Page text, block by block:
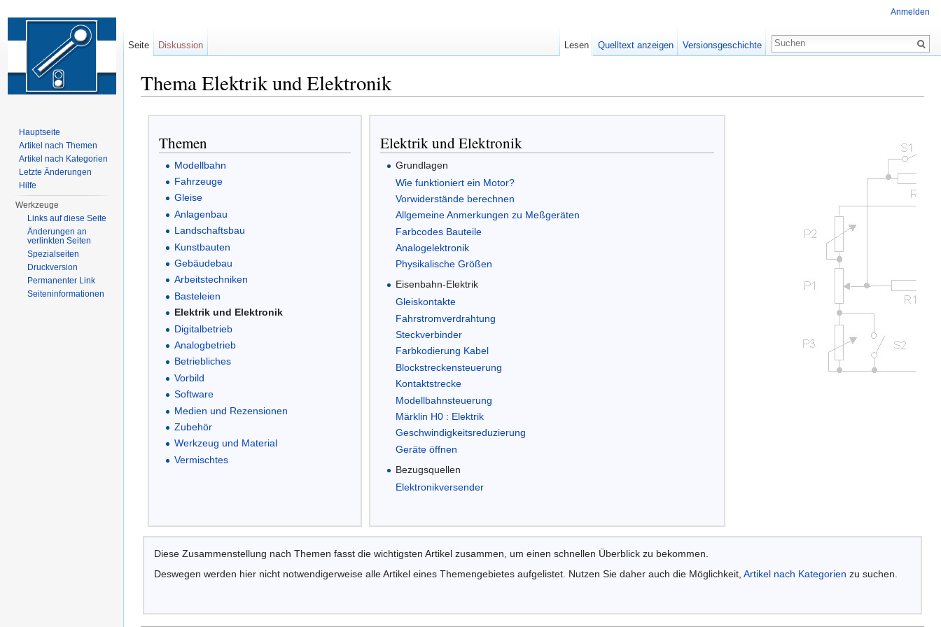
Thema Elektrik und Elektronik
Themen
Modellbahn
Fahrzeuge
Gleise
Anlagenbau
Landschaftsbau
Kunstbauten
Gebäudebau
Arbeitstechniken
Basteleien
Elektrik und Elektronik
Digitalbetrieb
Analogbetrieb
Betriebliches
Vorbild
Software
Medien und Rezensionen
Zubehör
Werkzeug und Material
Vermischtes
Elektrik und Elektronik
Grundlagen
Wie funktioniert ein Motor?
Vorwiderstände berechnen
Allgemeine Anmerkungen zu Meßgeräten
Farbcodes Bauteile
Analogelektronik
Physikalische Größen
Eisenbahn-Elektrik
Gleiskontakte
Fahrstromverdrahtung
Steckverbinder
Farbkodierung Kabel
Blockstreckensteuerung
Kontaktstrecke
Modellbahnsteuerung
Märklin H0 : Elektrik
Geschwindigkeitsreduzierung
Geräte öffnen
Bezugsquellen
Elektronikversender
Diese Zusammenstellung nach Themen fasst die wichtigsten Artikel zusammen, um einen schnellen Überblick zu bekommen.
Deswegen werden hier nicht notwendigerweise alle Artikel eines Themengebietes aufgelistet. Nutzen Sie daher auch die Möglichkeit, Artikel nach Kategorien zu suchen.
Anmelden
Seite Diskussion Lesen Quelltext anzeigen Versionsgeschichte
Hauptseite
Artikel nach Themen
Artikel nach Kategorien
Letzte Änderungen
Hilfe
Werkzeuge
Links auf diese Seite
Änderungen an
verlinkten Seiten
Spezialseiten
Druckversion
Permanenter Link
Seiten­informationen